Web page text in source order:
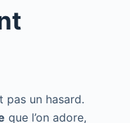
pas un hasard.
que l’on adore,